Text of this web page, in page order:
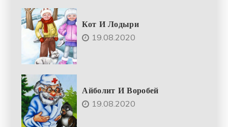
Кот И Лодыри
19.08.2020
Айболит И Воробей
19.08.2020